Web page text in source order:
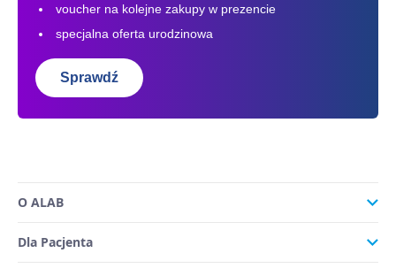
voucher na kolejne zakupy w prezencie
specjalna oferta urodzinowa
Sprawdź
O ALAB
Dla Pacjenta